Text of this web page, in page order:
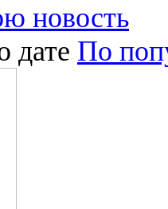
новость
дате По